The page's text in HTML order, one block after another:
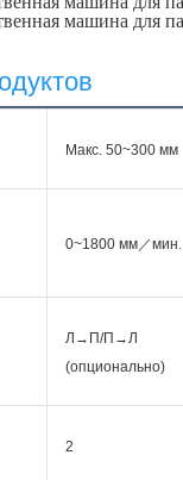
Макс. 50~300 мм
0~1800 мм／мин.
Л→П/П→Л
(опционально)
2